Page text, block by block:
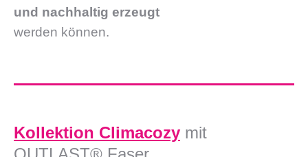
und nachhaltig erzeugt
werden können.
Kollektion Climacozy mit